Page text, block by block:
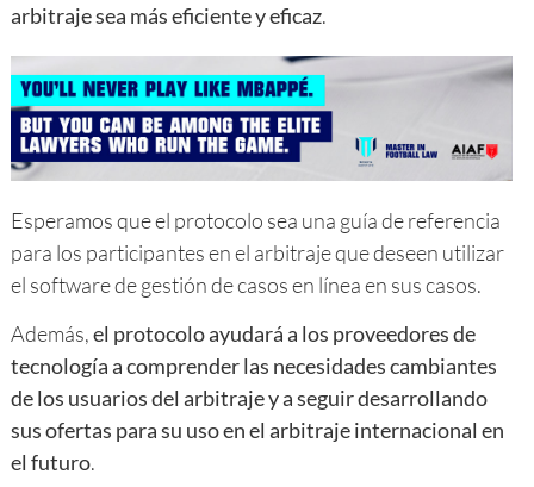
arbitraje sea más eficiente y eficaz.
Esperamos que el protocolo sea una guía de referencia
para los participantes en el arbitraje que deseen utilizar
el software de gestión de casos en línea en sus casos.
Además,el protocolo ayudará a los proveedores de
tecnología a comprender las necesidades cambiantes
de los usuarios del arbitraje y a seguir desarrollando
sus ofertas para su uso en el arbitraje internacional en
el futuro.